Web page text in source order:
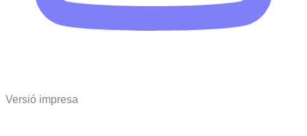
Versió impresa